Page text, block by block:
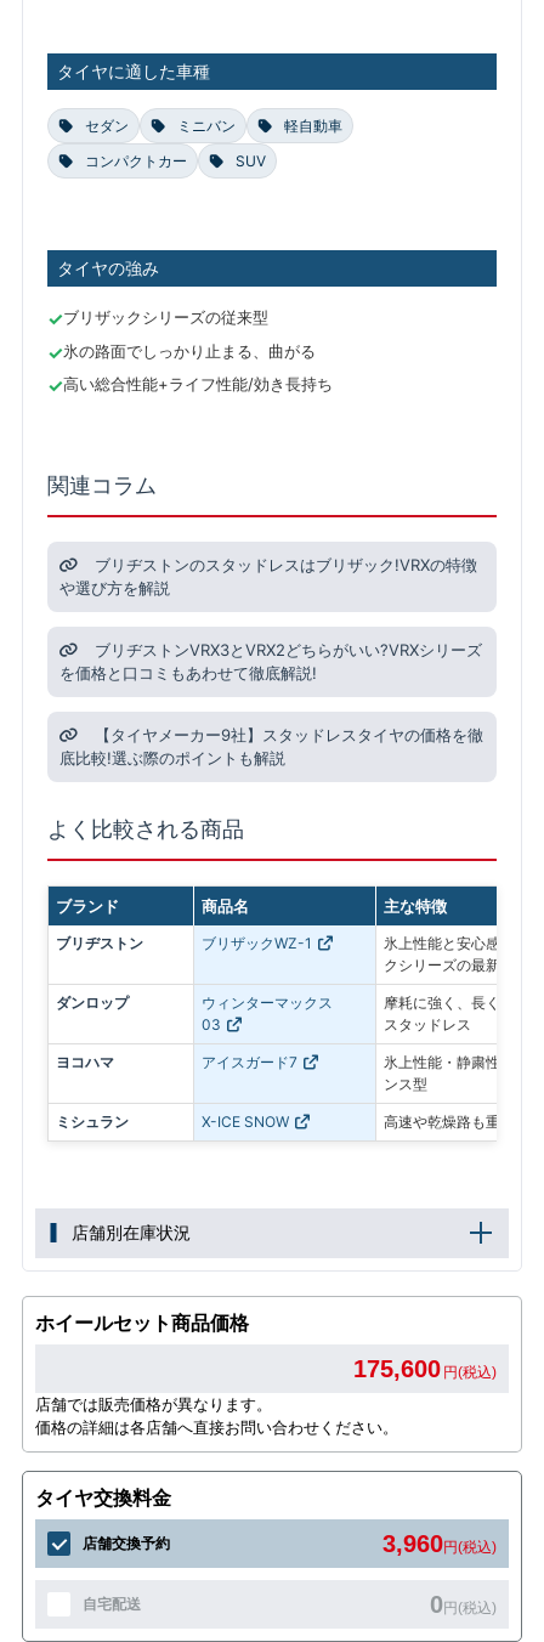
タイヤに適した車種
セダン ミニバン
軽自動車
コンパクトカー
SUV
タイヤの強み
ブリザックシリーズの従来型
氷の路面でしっかり止まる、曲がる
高い総合性能+ライフ性能/効き長持ち
関連コラム
ブリヂストンのスタッドレスはブリザック!VRXの特徴
や選び方を解説
ブリヂストンVRX3とVRX2どちらがいい?VRXシリーズ
を価格と口コミもあわせて徹底解説!
【タイヤメーカー9社】スタッドレスタイヤの価格を徹
底比較!選ぶ際のポイントも解説
よく比較される商品
ブランド 商品名 主な特徴
ブリヂストン ブリザックWZ-1
氷上性能と安心感を最
クシリーズの最新モデル
ダンロップ
ウィンターマックス
03
摩耗に強く、長く使い
スタッドレス
ヨコハマ アイスガード7
氷上性能・静粛性・ロ
ンス型
ミシュラン X-ICE SNOW 高速や乾燥路も重視し
店舗別在庫状況
ホイールセット商品価格
175,600 円(税込)
店舗では販売価格が異なります。
価格の詳細は各店舗へ直接お問い合わせください。
タイヤ交換料金
店舗交換予約 3,960円(税込)
自宅配送 0円(税込)